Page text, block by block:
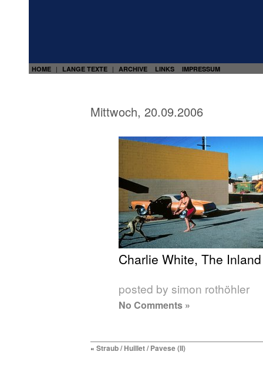
HOME | LANGE TEXTE | ARCHIVE LINKS IMPRESSUM
Mittwoch, 20.09.2006
Charlie White, The
posted by simon rothöhler
No Comments »
« Straub / Huillet / Pavese (II)